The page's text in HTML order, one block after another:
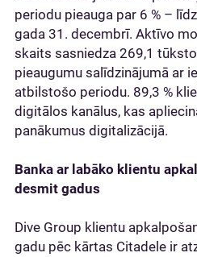
periodu pieauga par 6 % –
gada 31. decembrī. Aktīvo
skaits sasniedza 269,1
pieaugumu salīdzinājumā ar
atbilstošo periodu. 89,3 %
digitālos kanālus, kas
panākumus digitalizācijā.
Banka ar labāko klientu
desmit gadus
Dive Group klientu
gadu pēc kārtas Citadele ir